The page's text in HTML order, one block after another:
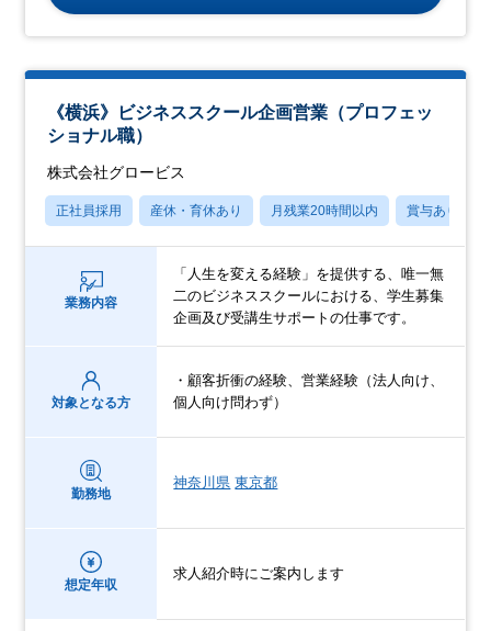
《横浜》ビジネススクール企画営業（プロフェッ
ショナル職）
株式会社グロービス
正社員採用 産休・育休あり 月残業20時間以内 賞与あり
業務内容
「人生を変える経験」を提供する、唯一無
二のビジネススクールにおける、学生募集
企画及び受講生サポートの仕事です。
対象となる方
・顧客折衝の経験、営業経験（法人向け、
個人向け問わず）
勤務地
神奈川県 東京都
想定年収
求人紹介時にご案内します